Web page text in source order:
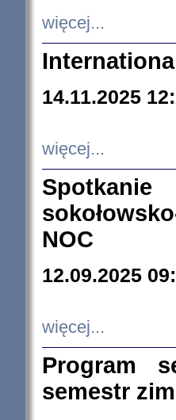
więcej...
14.11.2025
więcej...
NOC
12.09.2025
więcej...
Program
semestr